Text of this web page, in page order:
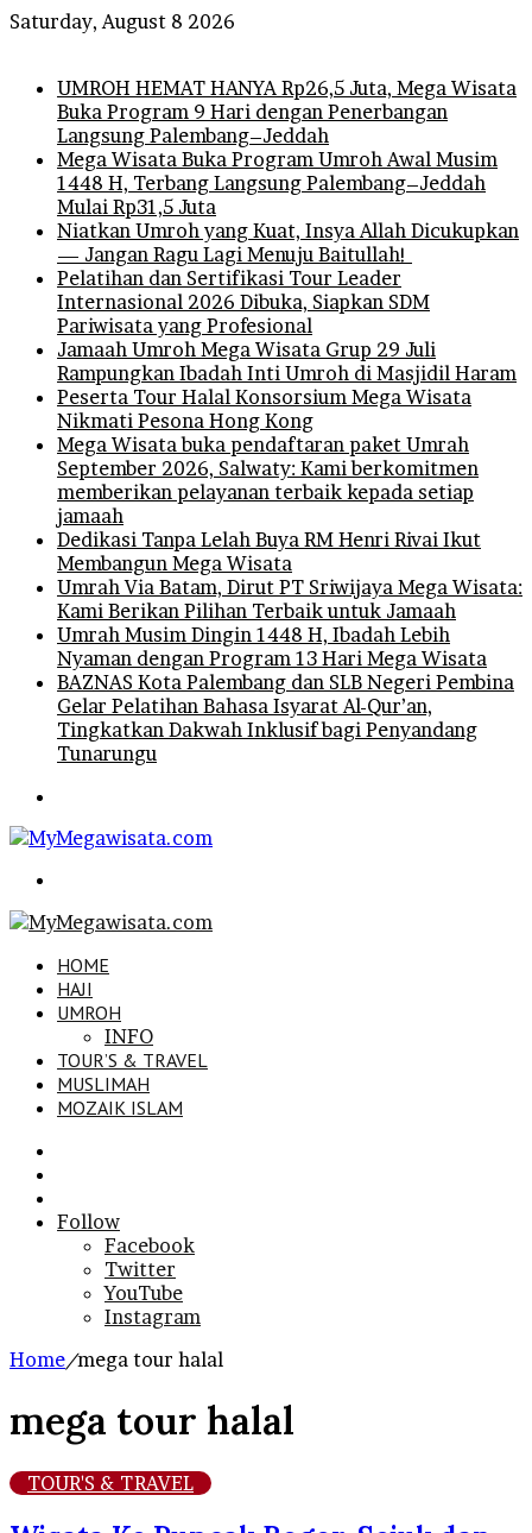
Saturday, August 8 2026
UMROH HEMAT HANYA Rp26,5 Juta, Mega Wisata
Buka Program 9 Hari dengan Penerbangan
Langsung Palembang–Jeddah
Mega Wisata Buka Program Umroh Awal Musim
1448 H, Terbang Langsung Palembang–Jeddah
Mulai Rp31,5 Juta
Niatkan Umroh yang Kuat, Insya Allah Dicukupkan
— Jangan Ragu Lagi Menuju Baitullah!
Pelatihan dan Sertifikasi Tour Leader
Internasional 2026 Dibuka, Siapkan SDM
Pariwisata yang Profesional
Jamaah Umroh Mega Wisata Grup 29 Juli
Rampungkan Ibadah Inti Umroh di Masjidil Haram
Peserta Tour Halal Konsorsium Mega Wisata
Nikmati Pesona Hong Kong
Mega Wisata buka pendaftaran paket Umrah
September 2026, Salwaty: Kami berkomitmen
memberikan pelayanan terbaik kepada setiap
jamaah
Dedikasi Tanpa Lelah Buya RM Henri Rivai Ikut
Membangun Mega Wisata
Umrah Via Batam, Dirut PT Sriwijaya Mega Wisata:
Kami Berikan Pilihan Terbaik untuk Jamaah
Umrah Musim Dingin 1448 H, Ibadah Lebih
Nyaman dengan Program 13 Hari Mega Wisata
BAZNAS Kota Palembang dan SLB Negeri Pembina
Gelar Pelatihan Bahasa Isyarat Al-Qur’an,
Tingkatkan Dakwah Inklusif bagi Penyandang
Tunarungu
HOME
HAJI
UMROH
INFO
TOUR’S & TRAVEL
MUSLIMAH
MOZAIK ISLAM
In
Follow
Facebook
Twitter
YouTube
Instagram
Home/mega tour halal
mega tour halal
TOUR'S & TRAVEL